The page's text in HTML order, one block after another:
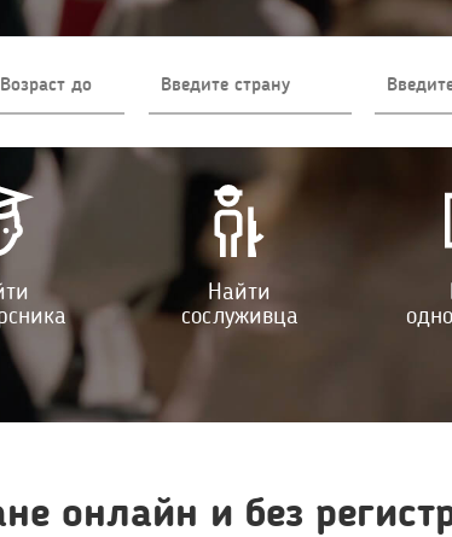
Найти
сослуживца
онлайн и без